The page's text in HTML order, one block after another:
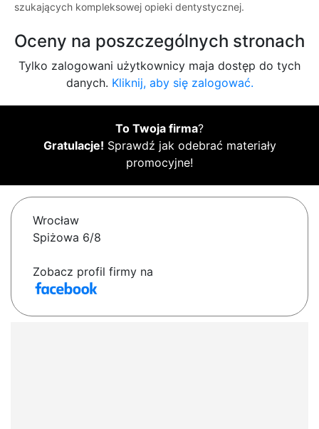
szukających kompleksowej opieki dentystycznej.
Oceny na poszczególnych stronach
Tylko zalogowani użytkownicy maja dostęp do tych
danych. Kliknij, aby się zalogować.
To Twoja firma?
Gratulacje! Sprawdź jak odebrać materiały
promocyjne!
Wrocław
Spiżowa 6/8
Zobacz profil firmy na